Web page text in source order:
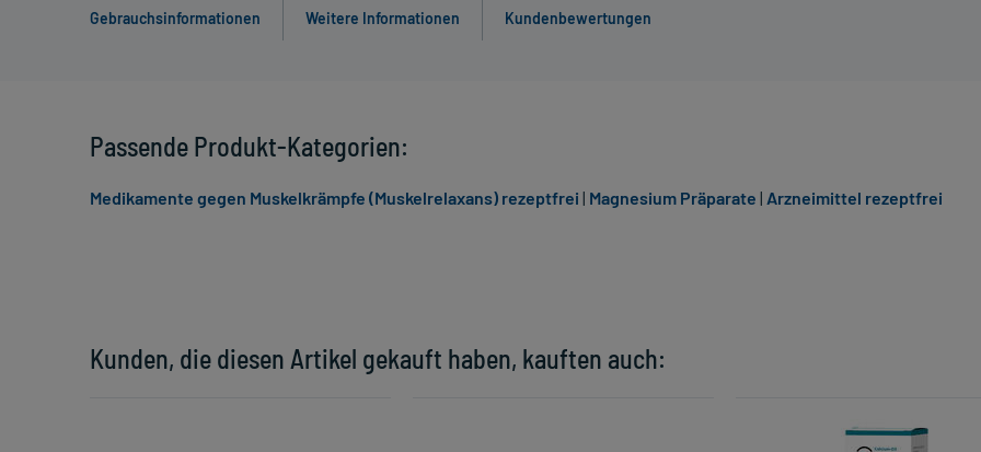
Gebrauchsinformationen Weitere Informationen Kundenbewertungen
Kunden, die diesen Artikel gekauft haben, kauften auch:
Passende Produkt-Kategorien:
Medikamente gegen Muskelkrämpfe (Muskelrelaxans) rezeptfrei | Magnesium Präparate | Arzneimittel rezeptfrei